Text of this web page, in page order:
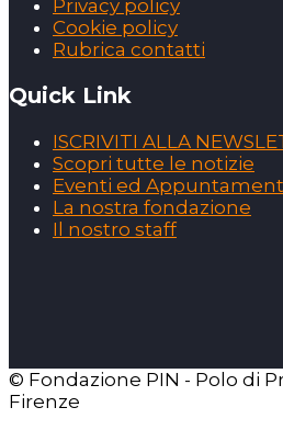
Privacy policy
Cookie policy
Rubrica contatti
Quick Link
ISCRIVITI ALLA
Scopri tutte le notizie
Eventi ed
La nostra fondazione
Il nostro staff
© Fondazione PIN - Polo di
Firenze